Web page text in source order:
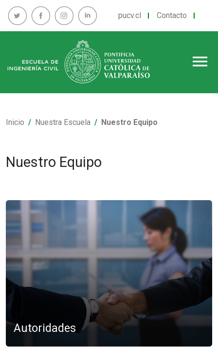
pucv.cl Contacto
menu
Inicio Nuestra Escuela Nuestro Equipo
Nuestro Equipo
Autoridades